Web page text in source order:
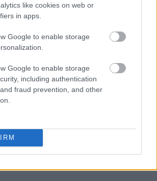
like cookies on web or
in apps.
Google to enable storage
Google to enable storage
including authentication
fraud prevention, and other
Brexit